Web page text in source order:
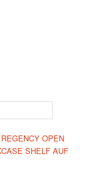
OPEN
SHELF AUF